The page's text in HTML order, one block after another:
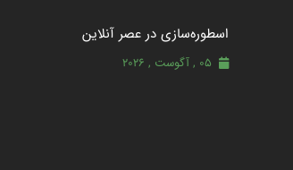
اسطوره‌سازی در عصر آنلاین
05 , آگوست , 2026